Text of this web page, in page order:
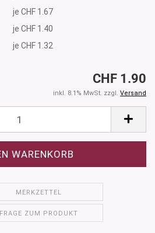
je CHF 1.67
je CHF 1.40
je CHF 1.32
CHF 1.90
inkl. 8.1% MwSt. zzgl. Versand
MERKZETTEL
FRAGE ZUM PRODUKT